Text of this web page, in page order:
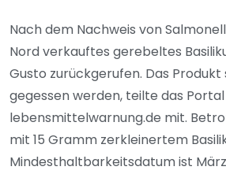
Nach dem Nachweis von
Nord verkauftes gerebeltes
Gusto zurückgerufen. Das
gegessen werden, teilte das Portal
lebensmittelwarnung.de mit.
mit 15 Gramm zerkleinertem
Mindesthaltbarkeitsdatum ist